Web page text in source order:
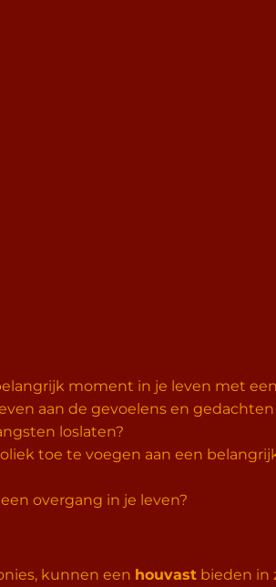
moment in je leven met
aan de gevoelens en
loslaten?
toe te voegen aan een
overgang in je leven?
kunnen een houvast bieden in